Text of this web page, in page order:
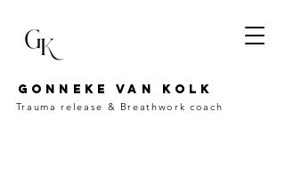
Gonneke van kolk
Trauma release & Breathwork coach